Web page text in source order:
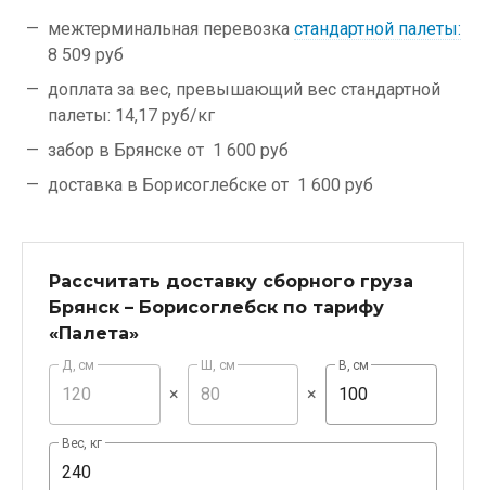
межтерминальная перевозка стандартной палеты:
8 509 руб
доплата за вес, превышающий вес стандартной
палеты: 14,17 руб/кг
забор в Брянске от 1 600 руб
доставка в Борисоглебске от 1 600 руб
Рассчитать доставку сборного груза
Брянск – Борисоглебск по тарифу
«Палета»
Д, см
×
Ш, см
×
В, см
Вес, кг